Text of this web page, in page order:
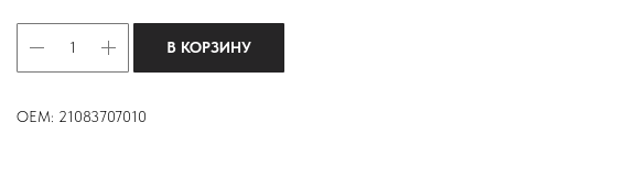
В КОРЗИНУ
OEM: 21083707010